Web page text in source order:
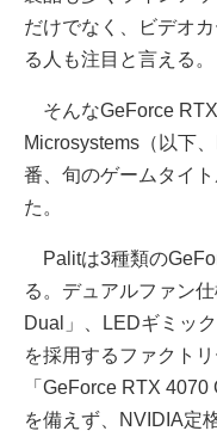
だけでなく、ビデオ
る人も注目と言える。
そんなGeForce
Microsystems（以下
番、旬のゲームタイ
た。
Palitは3種類の
る。デュアルファン
Dual」、LEDギミッ
を採用するファクト
「GeForce RTX
を備えず、NVIDIA定